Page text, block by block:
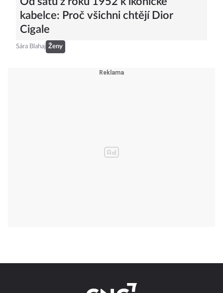
kabelce: Proč všichni chtějí Dior
Cigale
Sára Blahaj Ženy